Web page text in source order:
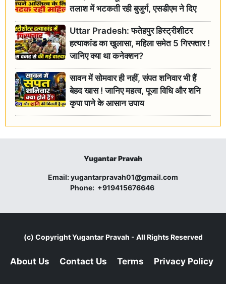
तलाश में भटकती रही बुजुर्ग, एसडीएम ने दिए
जांच के आदेश
Uttar Pradesh: फतेहपुर हिस्ट्रीशीटर
हत्याकांड का खुलासा, महिला समेत 5 गिरफ्तार !
जानिए क्या था कनेक्शन?
सावन में सोमवार ही नहीं, संपत शनिवार भी हैं
बेहद खास ! जानिए महत्व, पूजा विधि और शनि
कृपा पाने के आसान उपाय
Yugantar Pravah
Email:yugantarpravah01@gmail.com
Phone: +919415676646
(c) CopyrightYugantar Pravah - All Rights Reserved
About Us Contact Us Terms Privacy Policy